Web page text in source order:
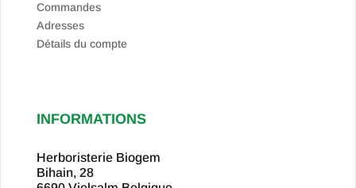
Commandes
Adresses
Détails du compte
INFORMATIONS
Herboristerie Biogem
Bihain, 28